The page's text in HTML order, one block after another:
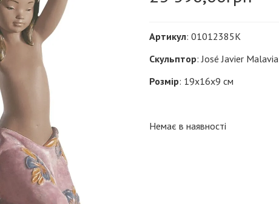
Артикул: 01012385K
Скульптор: José Javier Malavia
Розмір: 19х16x9 см
Немає в наявності